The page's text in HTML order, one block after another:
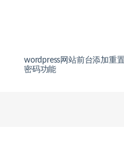
wordpress网站前台添加重
密码功能